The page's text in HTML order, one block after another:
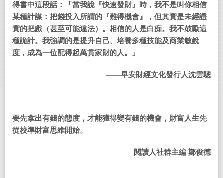
得書中這段話：「當我說『快速發財』時，我不是叫你相信
某種計謀：把錢投入所謂的『難得機會』，但其實是未經證
實的把戲（甚至可能違法）。相信的人是白痴。我不鼓勵這
種詭計。我強調的是提升自己、培養多種技能及商業敏銳
度，成為一位配得起萬貫家財的人。」
——早安財經文化發行人沈雲驄
要先拿出有錢的態度，才能獲得變有錢的機會，財富人生先
從校準財富思維開始。
——閱讀人社群主編 鄭俊德